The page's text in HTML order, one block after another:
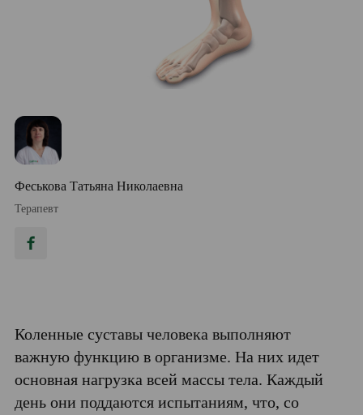
Феськова Татьяна Николаевна
Терапевт
Коленные суставы человека выполняют
важную функцию в организме. На них идет
основная нагрузка всей массы тела. Каждый
день они поддаются испытаниям, что, со